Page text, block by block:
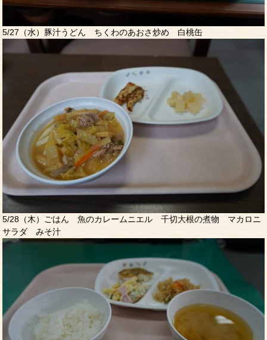
5/27（水）豚汁うどん ちくわのあおさ炒め 白桃缶
5/28（木）ごはん 魚のカレームニエル 千切大根の煮物 マカロニ
サラダ みそ汁